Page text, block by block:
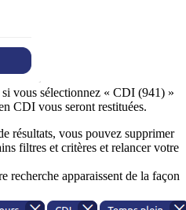
vous sélectionnez « CDI (941) »
CDI vous seront restituées.
résultats, vous pouvez supprimer
filtres et critères et relancer votre
recherche apparaissent de la façon